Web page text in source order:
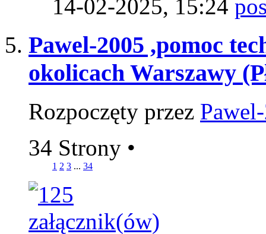
14-02-2025, 15:24
Pawel-2005 ,pomoc
okolicach Warszawy
Rozpoczęty przez
34 Strony •
1 2 3 ... 34